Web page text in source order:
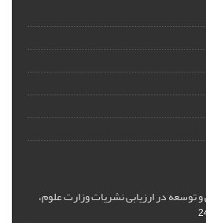
در ارزیابی نشریات وزارت علوم،